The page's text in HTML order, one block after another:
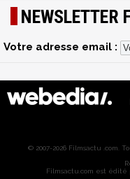
NEWSLETTER
Votre adresse email :
© 2007-2026 Filmsactu .com.
Filmsactu .com est édité